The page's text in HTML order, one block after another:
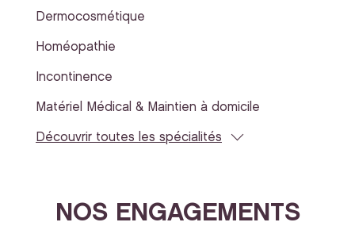
Dermocosmétique
Homéopathie
Incontinence
Matériel Médical & Maintien à domicile
Découvrir toutes les spécialités
NOS ENGAGEMENTS